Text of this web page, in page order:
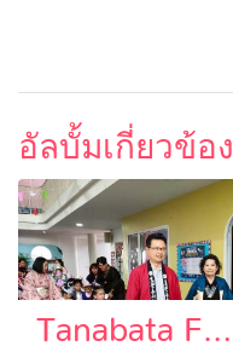
อัลบั้มเกี่ยวข้อง
Tanabata Festival 2026